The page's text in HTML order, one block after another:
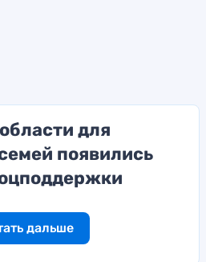
для
появились
дальше